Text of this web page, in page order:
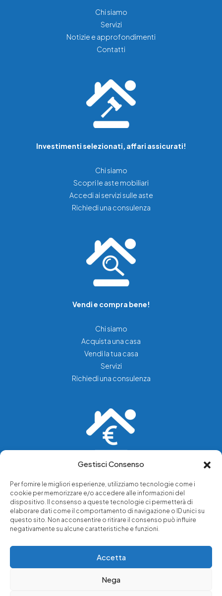
Gestisci Consenso
Per fornire le migliori esperienze, utilizziamo tecnologie come i
cookie per memorizzare e/o accedere alle informazioni del
dispositivo. Il consenso a queste tecnologie ci permetterà di
elaborare dati come il comportamento di navigazione o ID unici su
questo sito. Non acconsentire o ritirare il consenso può influire
negativamente su alcune caratteristiche e funzioni.
Accetta
Nega
Chi siamo
Servizi
Notizie e approfondimenti
Contatti
Investimenti selezionati, affari assicurati!
Chi siamo
Scopri le aste mobiliari
Accedi ai servizi sulle aste
Richiedi una consulenza
Vendi e compra bene!
Chi siamo
Acquista una casa
Vendi la tua casa
Servizi
Richiedi una consulenza
Chi siamo
Servizi di tutela legale
Notizie e approfondimenti